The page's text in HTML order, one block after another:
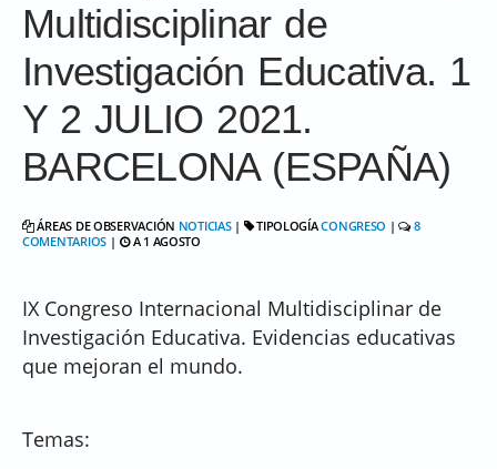
Multidisciplinar de
Investigación Educativa. 1
Y 2 JULIO 2021.
BARCELONA (ESPAÑA)
ÁREAS DE OBSERVACIÓN NOTICIAS| TIPOLOGÍACONGRESO |
8
COMENTARIOS| A 1 AGOSTO
IX Congreso Internacional Multidisciplinar de
Investigación Educativa. Evidencias educativas
que mejoran el mundo.
Temas: